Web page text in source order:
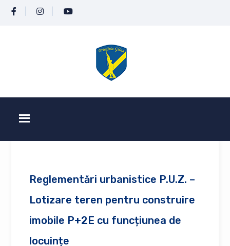
Reglementări urbanistice P.U.Z. –
Lotizare teren pentru construire
imobile P+2E cu funcțiunea de
locuințe